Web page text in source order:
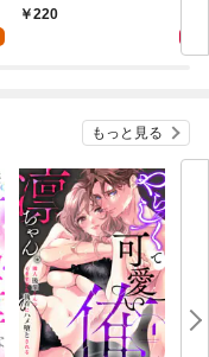
私を溺愛する～ 1
220
付
もっと見る